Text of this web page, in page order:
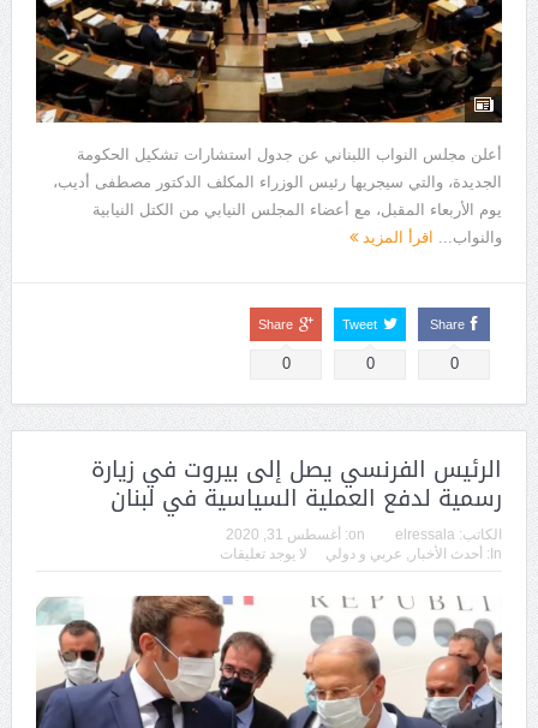
أعلن مجلس النواب اللبناني عن جدول استشارات تشكيل الحكومة
الجديدة، والتي سيجريها رئيس الوزراء المكلف الدكتور مصطفى أديب،
يوم الأربعاء المقبل، مع أعضاء المجلس النيابي من الكتل النيابية
والنواب... اقرأ المزيد
Share
0
Tweet
0
Share
0
الرئيس الفرنسي يصل إلى بيروت في زيارة
رسمية لدفع العملية السياسية في لبنان
الكاتب: elressala
on:
أغسطس 31, 2020
In:
أحدث الأخبار , عربي و دولي لا يوجد تعليقات